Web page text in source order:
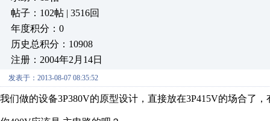
帖子：102帖 | 3516回
年度积分：0
历史总积分：10908
注册：2004年2月14日
发表于：2013-08-07 08:35:52
我们做的设备3P380V的原型设计，直接放在3P415V的场合了